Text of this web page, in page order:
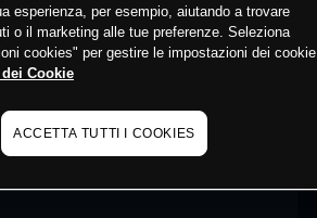
esperienza, per esempio, aiutando a trovare
o il marketing alle tue preferenze. Seleziona
cookies" per gestire le impostazioni dei
Cookie
ACCETTA TUTTI I COOKIES